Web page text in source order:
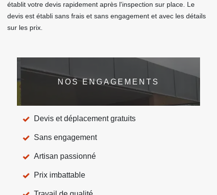
établit votre devis rapidement après l'inspection sur place. Le
devis est établi sans frais et sans engagement et avec les détails
sur les prix.
NOS ENGAGEMENTS
Devis et déplacement gratuits
Sans engagement
Artisan passionné
Prix imbattable